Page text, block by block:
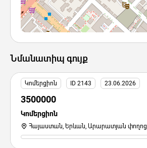
Նմանատիպ գույք
Կոմերցիոն ID 2143 23.06.2026
3500000
Կոմերցիոն
Հայաստան, Երևան, Արարատյան փողոց